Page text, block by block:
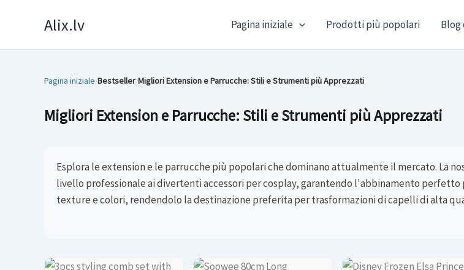
Alix.lv Pagina iniziale Prodotti più popolari Blog
Pagina iniziale/Bestseller/Migliori Extension e Parrucche: Stili e Strumenti più Apprezzati
Migliori Extension e Parrucche: Stili e Strumenti più Apprezzati
Esplora le extension e le parrucche più popolari che dominano attualmente il mercato. La
livello professionale ai divertenti accessori per cosplay, garantendo l'abbinamento
texture e colori, rendendolo la destinazione preferita per trasformazioni di capelli di alta